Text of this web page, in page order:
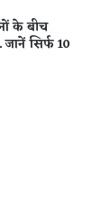
के बीच
सिर्फ 10